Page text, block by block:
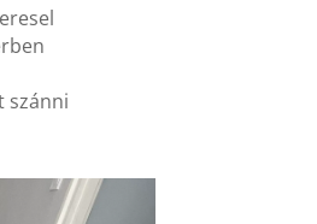
szánni